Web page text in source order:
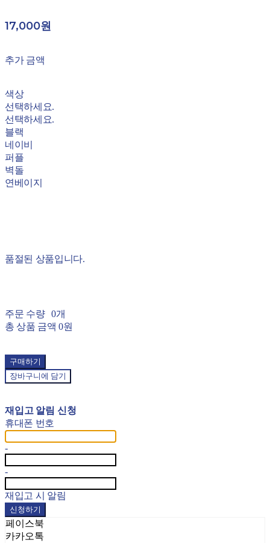
17,000원
추가 금액
색상
선택하세요.
선택하세요.
블랙
네이비
퍼플
벽돌
연베이지
품절된 상품입니다.
주문 수량
0개
총 상품 금액 0원
구매하기
장바구니에 담기
재입고 알림 신청
휴대폰 번호
-
-
재입고 시 알림
신청하기
페이스북
카카오톡